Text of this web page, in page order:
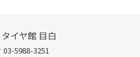
タイヤ館 目白
03-5988-3251